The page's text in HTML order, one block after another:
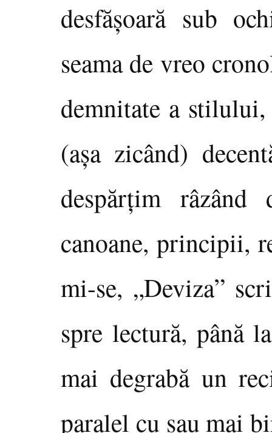
desfăşoară sub
seama de vreo
demnitate a
(aşa zicând)
despărţim
canoane, principii,
mi-se, „Deviza”
spre lectură, până
mai degrabă un
paralel cu sau mai